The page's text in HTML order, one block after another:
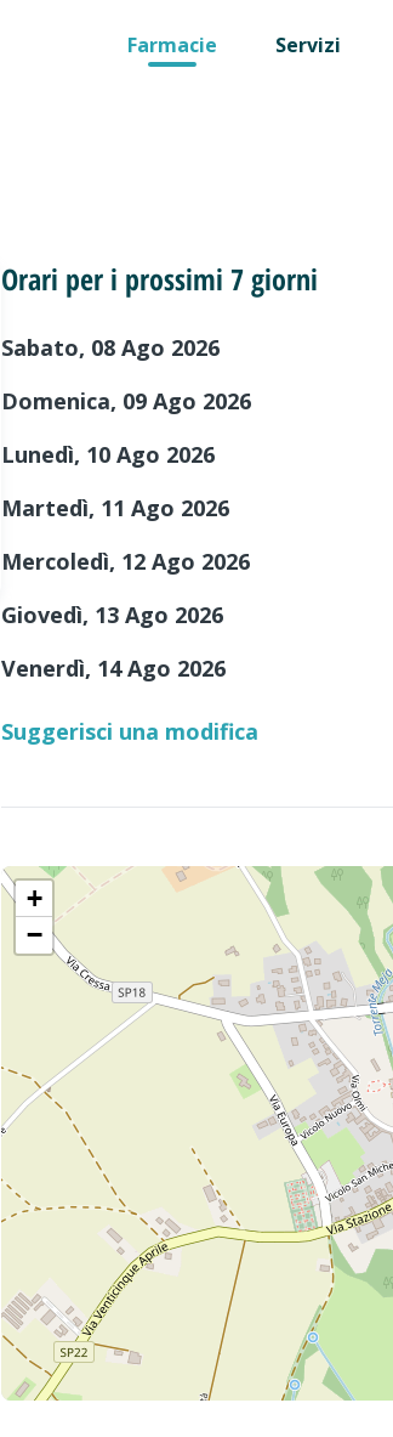
Farmacie Servizi
Orari per i prossimi 7 giorni
Sabato, 08 Ago 2026
Domenica, 09 Ago 2026
Lunedì, 10 Ago 2026
Martedì, 11 Ago 2026
Mercoledì, 12 Ago 2026
Giovedì, 13 Ago 2026
Venerdì, 14 Ago 2026
Suggerisci una modifica
+
−